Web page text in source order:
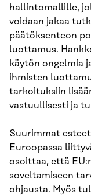
hallintomallille,
voidaan jakaa
päätöksenteon
luottamus.
käytön ongelmia
ihmisten
tarkoituksiin
vastuullisesti ja
Suurimmat
Euroopassa
osoittaa, että
soveltamiseen
ohjausta. Myös